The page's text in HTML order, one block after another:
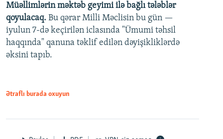
360p
480p
720p
Müəllimlərin məktəb geyimi ilə bağlı tələblər
qoyulacaq. Bu qərar Milli Məclisin bu gün —
iyulun 7-də keçirilən iclasında "Ümumi təhsil
haqqında" qanuna təklif edilən dəyişikliklərdə
əksini tapıb.
Ətraflı burada oxuyun